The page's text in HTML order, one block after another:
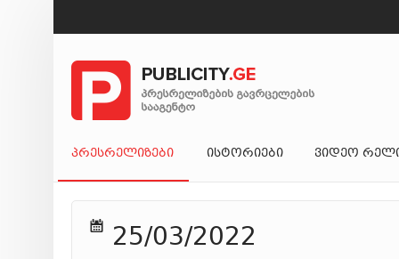
ᲞᲠᲔᲡᲠᲔᲚᲘᲖᲔᲑᲘ ᲘᲡᲢᲝᲠᲘᲔᲑᲘ ᲕᲘᲓᲔᲝ
25/03/2022